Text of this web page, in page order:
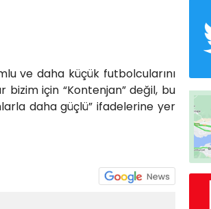
ve daha küçük futbolcularını
için “Kontenjan” değil, bu
daha güçlü” ifadelerine yer